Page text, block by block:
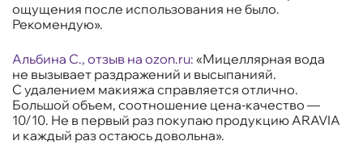
ощущения после использования не было.
Рекомендую».
Альбина С., отзыв на ozon.ru: «Мицеллярная вода
не вызывает раздражений и высыпанияй.
С удалением макияжа справляется отлично.
Большой объем, соотношение цена-качество —
10/10. Не в первый раз покупаю продукцию ARAVIA
и каждый раз остаюсь довольна».